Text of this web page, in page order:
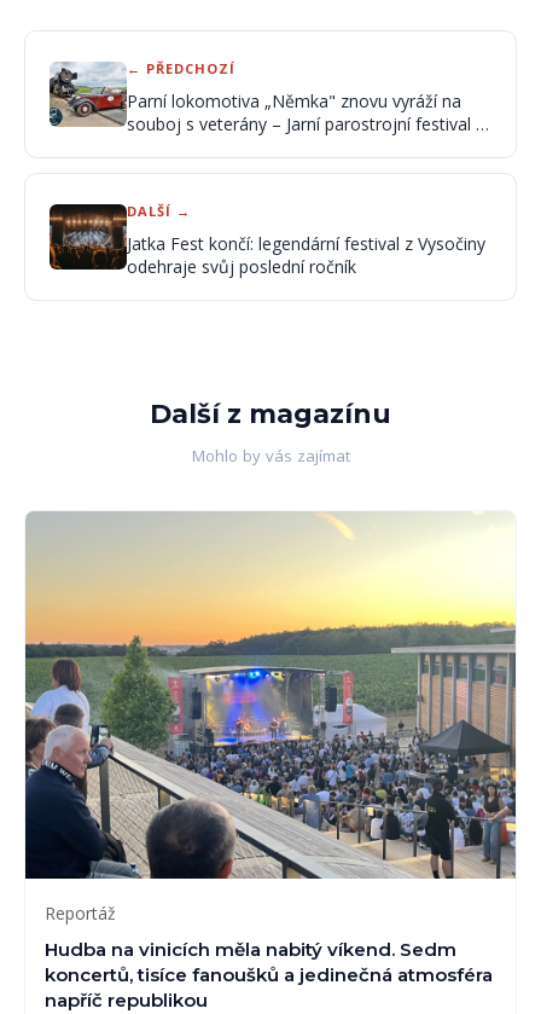
← PŘEDCHOZÍ
Parní lokomotiva „Němka" znovu vyráží na
souboj s veterány – Jarní parostrojní festival a
DALŠÍ →
Jatka Fest končí: legendární festival z Vysočiny
odehraje svůj poslední ročník
Další z magazínu
Mohlo by vás zajímat
Reportáž
Hudba na vinicích měla nabitý víkend. Sedm
koncertů, tisíce fanoušků a jedinečná atmosféra
napříč republikou